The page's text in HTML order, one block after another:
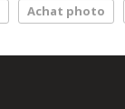
Achat photo